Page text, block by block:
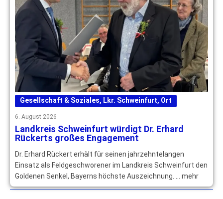
Gesellschaft & Soziales, Lkr. Schweinfurt, Ort
6. August 2026
Landkreis Schweinfurt würdigt Dr. Erhard
Rückerts großes Engagement
Dr. Erhard Rückert erhält für seinen jahrzehntelangen
Einsatz als Feldgeschworener im Landkreis Schweinfurt den
Goldenen Senkel, Bayerns höchste Auszeichnung. … mehr